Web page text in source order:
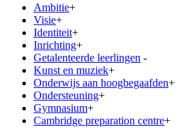
Ambitie+
Visie+
Identiteit+
Inrichting+
Getalenteerde leerlingen -
Kunst en muziek+
Onderwijs aan hoogbegaafden+
Ondersteuning+
Gymnasium+
Cambridge preparation centre+